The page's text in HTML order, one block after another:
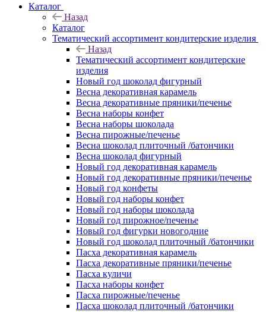
Каталог
Назад
Каталог
Тематический ассортимент кондитерские изделия
Назад
Тематический ассортимент кондитерские
изделия
Новый год шоколад фигурный
Весна декоративная карамель
Весна декоративные пряники/печенье
Весна наборы конфет
Весна наборы шоколада
Весна пирожные/печенье
Весна шоколад плиточный /батончики
Весна шоколад фигурный
Новый год декоративная карамель
Новый год декоративные пряники/печенье
Новый год конфеты
Новый год наборы конфет
Новый год наборы шоколада
Новый год пирожное/печенье
Новый год фигурки новогодние
Новый год шоколад плиточный /батончики
Пасха декоративная карамель
Пасха декоративные пряники/печенье
Пасха куличи
Пасха наборы конфет
Пасха пирожные/печенье
Пасха шоколад плиточный /батончики